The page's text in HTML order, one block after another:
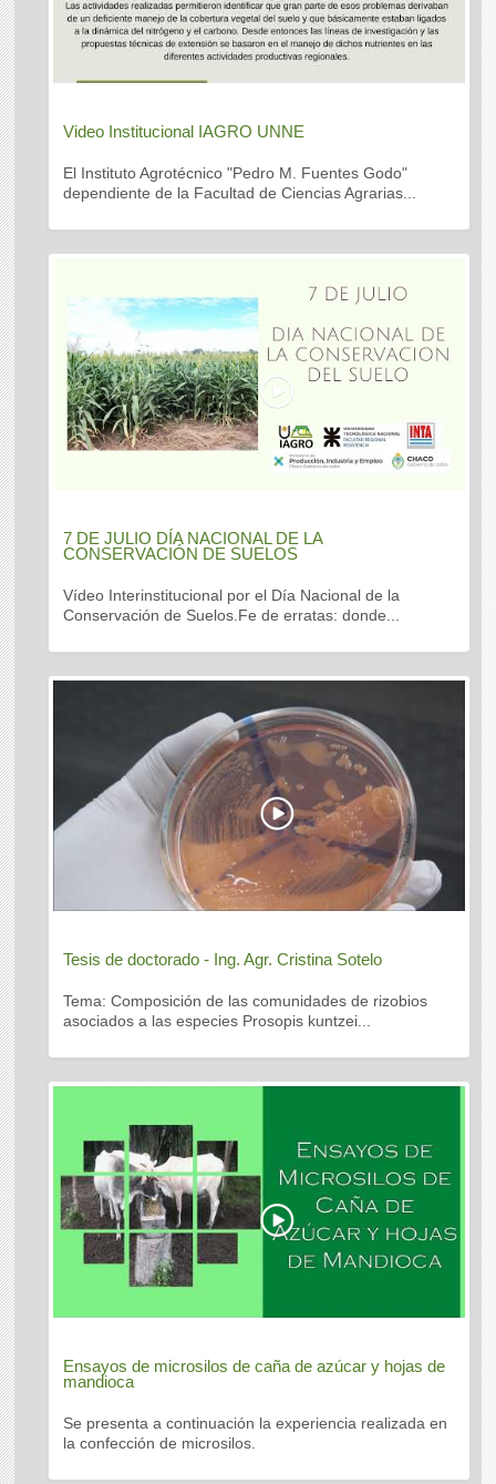
Video Institucional IAGRO UNNE
El Instituto Agrotécnico "Pedro M. Fuentes Godo"
dependiente de la Facultad de Ciencias Agrarias...
7 DE JULIO DÍA NACIONAL DE LA
CONSERVACIÓN DE SUELOS
Vídeo Interinstitucional por el Día Nacional de la
Conservación de Suelos.Fe de erratas: donde...
Tesis de doctorado - Ing. Agr. Cristina Sotelo
Tema: Composición de las comunidades de rizobios
asociados a las especies Prosopis kuntzei...
Ensayos de microsilos de caña de azúcar y hojas de
mandioca
Se presenta a continuación la experiencia realizada en
la confección de microsilos.